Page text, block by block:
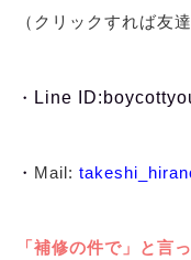
（クリックすれば友
・ Line
・ Mail:
「補修の件で」と言